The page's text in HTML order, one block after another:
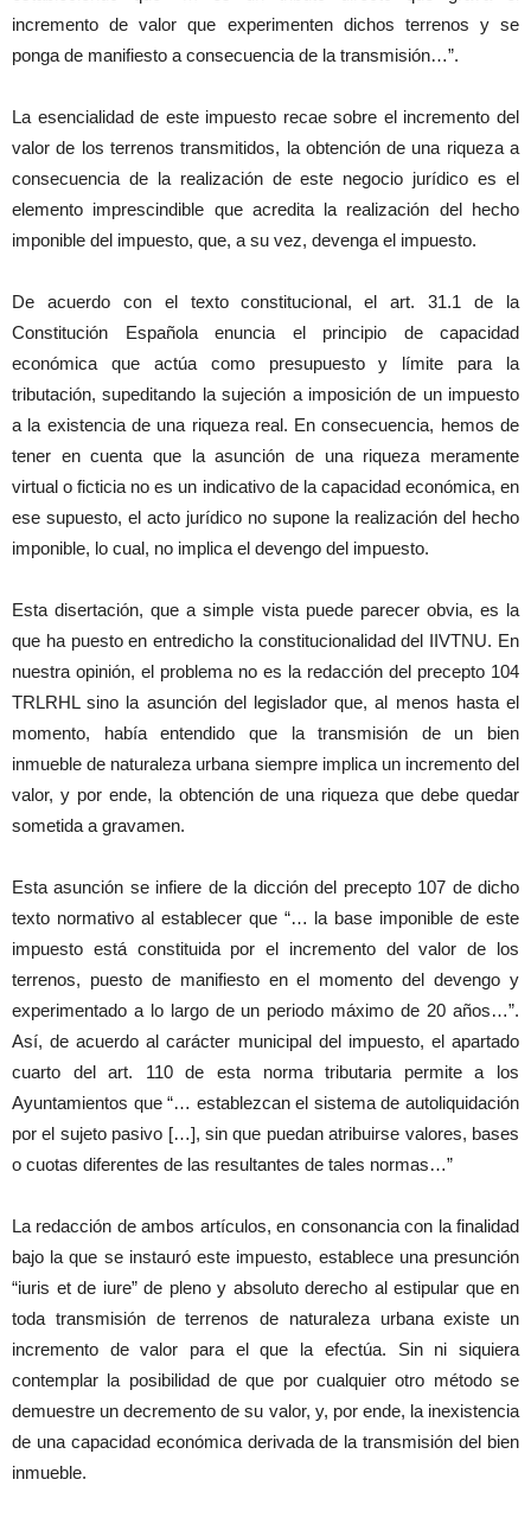
incremento de valor que experimenten dichos terrenos y se
ponga de manifiesto a consecuencia de la transmisión…”.
La esencialidad de este impuesto recae sobre el incremento del
valor de los terrenos transmitidos, la obtención de una riqueza a
consecuencia de la realización de este negocio jurídico es el
elemento imprescindible que acredita la realización del hecho
imponible del impuesto, que, a su vez, devenga el impuesto.
De acuerdo con el texto constitucional, el art. 31.1 de la
Constitución Española enuncia el principio de capacidad
económica que actúa como presupuesto y límite para la
tributación, supeditando la sujeción a imposición de un impuesto
a la existencia de una riqueza real. En consecuencia, hemos de
tener en cuenta que la asunción de una riqueza meramente
virtual o ficticia no es un indicativo de la capacidad económica, en
ese supuesto, el acto jurídico no supone la realización del hecho
imponible, lo cual, no implica el devengo del impuesto.
Esta disertación, que a simple vista puede parecer obvia, es la
que ha puesto en entredicho la constitucionalidad del IIVTNU. En
nuestra opinión, el problema no es la redacción del precepto 104
TRLRHL sino la asunción del legislador que, al menos hasta el
momento, había entendido que la transmisión de un bien
inmueble de naturaleza urbana siempre implica un incremento del
valor, y por ende, la obtención de una riqueza que debe quedar
sometida a gravamen.
Esta asunción se infiere de la dicción del precepto 107 de dicho
texto normativo al establecer que “… la base imponible de este
impuesto está constituida por el incremento del valor de los
terrenos, puesto de manifiesto en el momento del devengo y
experimentado a lo largo de un periodo máximo de 20 años…”.
Así, de acuerdo al carácter municipal del impuesto, el apartado
cuarto del art. 110 de esta norma tributaria permite a los
Ayuntamientos que “… establezcan el sistema de autoliquidación
por el sujeto pasivo […], sin que puedan atribuirse valores, bases
o cuotas diferentes de las resultantes de tales normas…”
La redacción de ambos artículos, en consonancia con la finalidad
bajo la que se instauró este impuesto, establece una presunción
“iuris et de iure” de pleno y absoluto derecho al estipular que en
toda transmisión de terrenos de naturaleza urbana existe un
incremento de valor para el que la efectúa. Sin ni siquiera
contemplar la posibilidad de que por cualquier otro método se
demuestre un decremento de su valor, y, por ende, la inexistencia
de una capacidad económica derivada de la transmisión del bien
inmueble.